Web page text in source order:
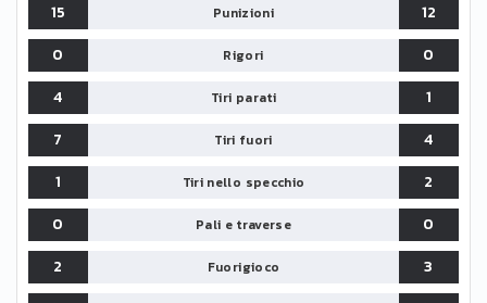
15
Punizioni
12
0
Rigori
0
4
Tiri parati
1
7
Tiri fuori
4
1
Tiri nello specchio
2
0
Pali e traverse
0
2
Fuorigioco
3